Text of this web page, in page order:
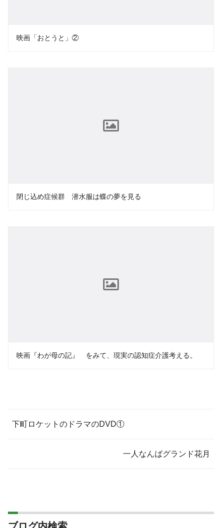
映画「おとうと」②
閉じ込め症候群 潜水服は蝶の夢を見る
映画『わが母の記』 をみて、現実の認知症介護考える。
下町ロケットのドラマのDVD①
一人なんばグランド花月